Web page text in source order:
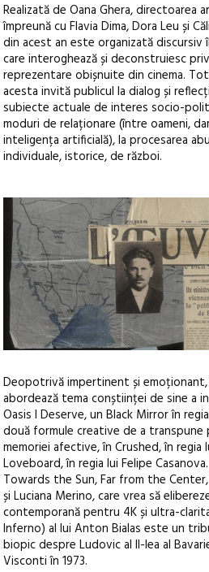
Realizată de Oana Ghera, directoarea
împreună cu Flavia Dima, Dora Leu și
din acest an este organizată discursiv
care interoghează și deconstruiesc
reprezentare obișnuite din cinema.
acesta invită publicul la dialog și
subiecte actuale de interes socio-
moduri de relaționare (între oameni,
inteligența artificială), la procesarea
individuale, istorice, de război.
Deopotrivă impertinent și emoționant,
abordează tema conștiinței de sine a
Oasis I Deserve, un Black Mirror în
două formule creative de a transpune
memoriei afective, în Crushed, în regia
Loveboard, în regia lui Felipe
Towards the Sun, Far from the
și Luciana Merino, care vrea să
contemporană pentru 4K și ultra-
Inferno) al lui Anton Bialas este un
biopic despre Ludovic al II-lea al
Visconti în 1973.